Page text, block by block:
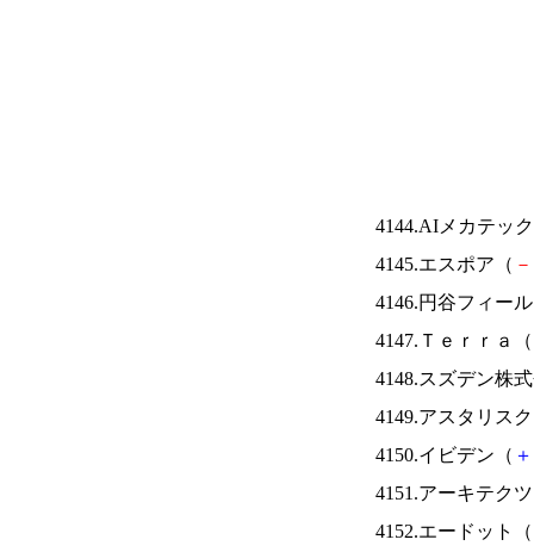
4144.AIメカテッ
4145.エスポア（ －
4146.円谷フィー
4147.Ｔｅｒｒａ（
4148.スズデン株
4149.アスタリス
4150.イビデン（ ＋
4151.アーキテク
4152.エードット（